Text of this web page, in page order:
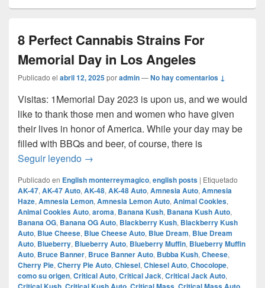
8 Perfect Cannabis Strains For
Memorial Day in Los Angeles
Publicado el abril 12, 2025poradmin—No hay comentarios ↓
Visitas: 1Memorial Day 2023 is upon us, and we would
like to thank those men and women who have given
their lives in honor of America. While your day may be
filled with BBQs and beer, of course, there is
Seguir leyendo 8 Perfect Cannabis Strains For Memorial
→
Publicado en English monterreymagico, english posts | Etiquetado
AK-47, AK-47 Auto, AK-48, AK-48 Auto, Amnesia Auto, Amnesia
Haze, Amnesia Lemon, Amnesia Lemon Auto, Animal Cookies,
Animal Cookies Auto, aroma, Banana Kush, Banana Kush Auto,
Banana OG, Banana OG Auto, Blackberry Kush, Blackberry Kush
Auto, Blue Cheese, Blue Cheese Auto, Blue Dream, Blue Dream
Auto, Blueberry, Blueberry Auto, Blueberry Muffin, Blueberry Muffin
Auto, Bruce Banner, Bruce Banner Auto, Bubba Kush, Cheese,
Cherry Pie, Cherry Pie Auto, Chiesel, Chiesel Auto, Chocolope,
como su origen, Critical Auto, Critical Jack, Critical Jack Auto,
, , , ,